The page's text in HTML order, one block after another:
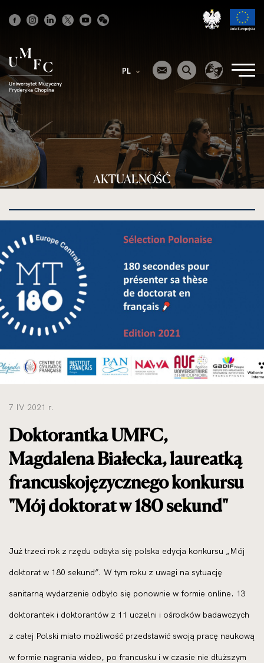
główna
PL
AKTUALNOŚĆ
spowoduje
powiększenie
do
rozmiarów
oryginalnych
7 IV 2021 r.
Doktorantka UMFC,
Magdalena Białecka, laureatką
francuskojęzycznego konkursu
"Mój doktorat w 180 sekund"
Już trzeci rok z rzędu odbyła się polska edycja konkursu „Mój
doktorat w 180 sekund”. W tym roku z uwagi na sytuację
sanitarną wydarzenie odbyło się ponownie w formie online. 13
doktorantek i doktorantów z 11 uczelni i ośrodków badawczych
z całej Polski miało możliwość przedstawić swoją pracę naukową
w formie nagrania wideo, po francusku i w czasie nie dłuższym